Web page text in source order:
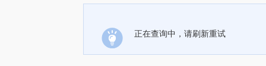
正在查询中，请刷新重试